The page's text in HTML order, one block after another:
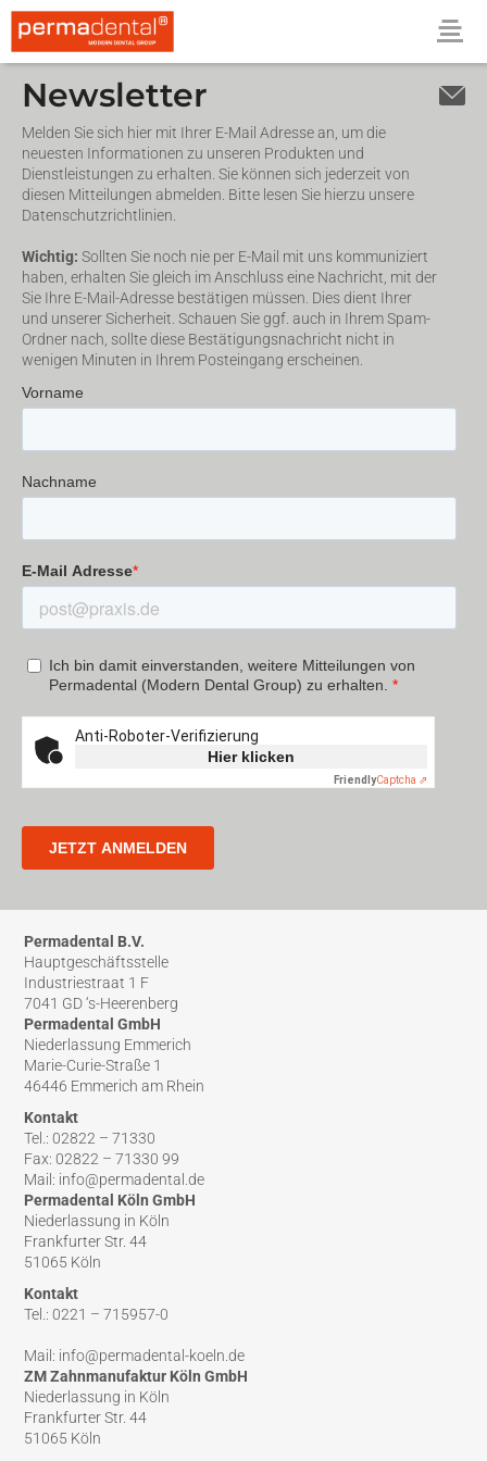
Newsletter
Melden Sie sich hier mit Ihrer E-Mail Adresse an, um die
neuesten Informationen zu unseren Produkten und
Dienstleistungen zu erhalten. Sie können sich jederzeit von
diesen Mitteilungen abmelden. Bitte lesen Sie hierzu unsere
Datenschutzrichtlinien.
Wichtig: Sollten Sie noch nie per E-Mail mit uns kommuniziert
haben, erhalten Sie gleich im Anschluss eine Nachricht, mit der
Sie Ihre E-Mail-Adresse bestätigen müssen. Dies dient Ihrer
und unserer Sicherheit. Schauen Sie ggf. auch in Ihrem Spam-
Ordner nach, sollte diese Bestätigungsnachricht nicht in
wenigen Minuten in Ihrem Posteingang erscheinen.
Permadental B.V.
Hauptgeschäftsstelle
Industriestraat 1 F
7041 GD ‘s-Heerenberg
Permadental GmbH
Niederlassung Emmerich
Marie-Curie-Straße 1
46446 Emmerich am Rhein
Kontakt
Tel.: 02822 – 71330
Fax: 02822 – 71330 99
Mail: info@permadental.de
Permadental Köln GmbH
Niederlassung in Köln
Frankfurter Str. 44
51065 Köln
Kontakt
Tel.: 0221 – 715957-0
Mail: info@permadental-koeln.de
ZM Zahnmanufaktur Köln GmbH
Niederlassung in Köln
Frankfurter Str. 44
51065 Köln